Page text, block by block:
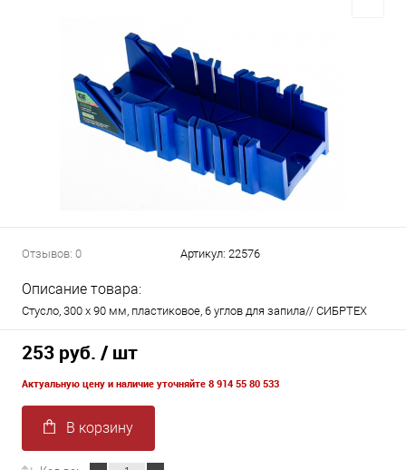
Отзывов: 0 Артикул: 22576
Описание товара:
Стусло, 300 х 90 мм, пластиковое, 6 углов для запила// СИБРТЕХ
253 руб. / шт
Актуальную цену и наличие уточняйте 8 914 55 80 533
В корзину